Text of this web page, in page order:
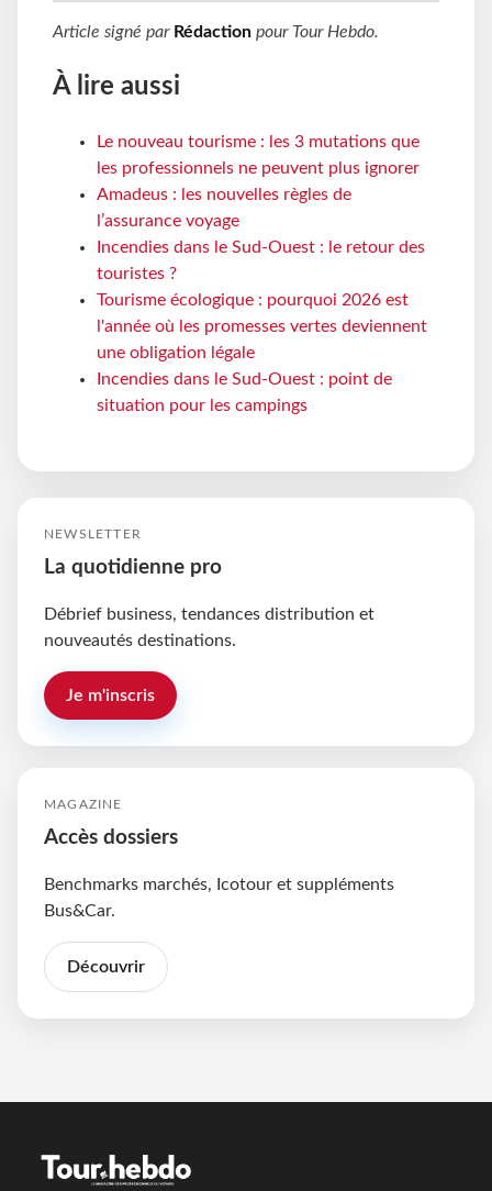
Article signé par Rédaction pour Tour Hebdo.
À lire aussi
Le nouveau tourisme : les 3 mutations que
les professionnels ne peuvent plus ignorer
Amadeus : les nouvelles règles de
l’assurance voyage
Incendies dans le Sud-Ouest : le retour des
touristes ?
Tourisme écologique : pourquoi 2026 est
l'année où les promesses vertes deviennent
une obligation légale
Incendies dans le Sud-Ouest : point de
situation pour les campings
NEWSLETTER
La quotidienne pro
Débrief business, tendances distribution et
nouveautés destinations.
Je m'inscris
MAGAZINE
Accès dossiers
Benchmarks marchés, Icotour et suppléments
Bus&Car.
Découvrir